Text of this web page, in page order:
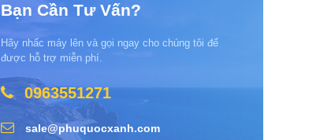
Bạn Cần Tư Vấn?
Hãy nhấc máy lên và gọi ngay cho chúng tôi để
được hỗ trợ miễn phí.
0963551271
sale@phuquocxanh.com